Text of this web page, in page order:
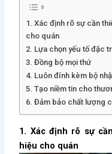
1. Xác định rõ sự cần
cho quán
2. Lựa chọn yếu tố đặc
3. Đồng bộ mọi thứ
4. Luôn đính kèm bộ
5. Tạo niềm tin cho
6. Đảm bảo chất lượng
1. Xác định rõ sự
hiệu cho quán